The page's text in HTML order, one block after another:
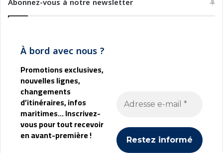
O
C
À bord avec nous ?
Promotions exclusives,
nouvelles lignes,
changements
d’itinéraires, infos
maritimes... Inscrivez-
vous pour tout recevoir
en avant-première !